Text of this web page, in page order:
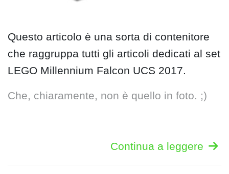
Questo articolo è una sorta di contenitore
che raggruppa tutti gli articoli dedicati al set
LEGO Millennium Falcon UCS 2017.
Che, chiaramente, non è quello in foto. ;)
Continua a leggere